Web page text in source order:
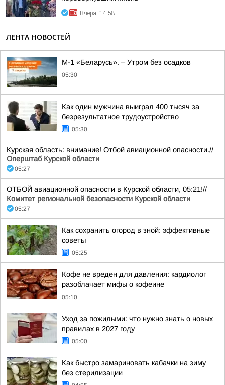
Вчера, 14:58
ЛЕНТА НОВОСТЕЙ
М-1 «Беларусь». – Утром без осадков
05:30
Как один мужчина выиграл 400 тысяч за
безрезультатное трудоустройство
05:30
Курская область: внимание! Отбой авиационной опасности.//
Оперштаб Курской области
05:27
ОТБОЙ авиационной опасности в Курской области, 05:21!//
Комитет региональной безопасности Курской области
05:27
Как сохранить огород в зной: эффективные
советы
05:25
Кофе не вреден для давления: кардиолог
разоблачает мифы о кофеине
05:10
Уход за пожилыми: что нужно знать о новых
правилах в 2027 году
05:00
Как быстро замариновать кабачки на зиму
без стерилизации